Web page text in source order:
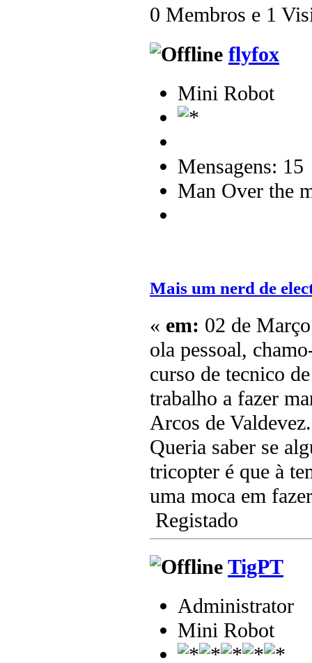
0 Membros e 1
flyfox
Mini Robot
Mensagens: 15
Man Over the
Mais um nerd de
« em: 02 de
ola pessoal,
curso de tecnico
trabalho a fazer
Arcos de Valdevez.
Queria saber se
tricopter é que à
uma moca em
Registado
TigPT
Administrator
Mini Robot